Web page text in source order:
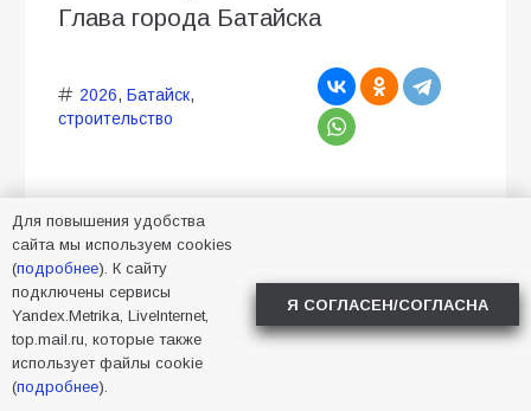
Глава города Батайска
2026, Батайск,
строительство
Батайские малыши
приняли участие в акции
«Физкульт-привет»
Для повышения удобства
сайта мы используем cookies
(подробнее). К сайту
подключены сервисы
Yandex.Metrika, LiveInternet,
top.mail.ru, которые также
использует файлы cookie
(подробнее).
Я СОГЛАСЕН/СОГЛАСНА